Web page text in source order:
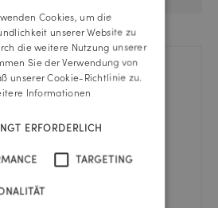
Cookies, um die
unserer Website zu
die weitere Nutzung unserer
Sie der Verwendung von
unserer Cookie-Richtlinie zu.
Informationen
ERFORDERLICH
TARGETING